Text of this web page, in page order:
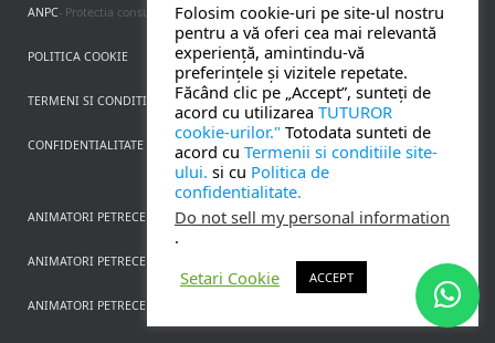
ANPC- Protectia consumatorului
POLITICA COOKIE
TERMENI SI CONDITII
CONFIDENTIALITATE
ANIMATORI PETRECERI COPII IASI
ANIMATORI PETRECERI COPII IASI OFERTA 2021-2022! REZERVA CU 0% AVANS!
ANIMATORI PETRECERI COPII IASI OFERTA 2023
Folosim cookie-uri pe site-ul nostru
pentru a vă oferi cea mai relevantă
experiență, amintindu-vă
preferințele și vizitele repetate.
Făcând clic pe „Accept”, sunteți de
acord cu utilizarea TUTUROR
cookie-urilor." Totodata sunteti de
acord cu Termenii si conditiile site-
ului. si cu Politica de
confidentialitate.
Do not sell my personal information
.
Setari Cookie
ACCEPT
CORPORATE
TOATE SERVICIILE